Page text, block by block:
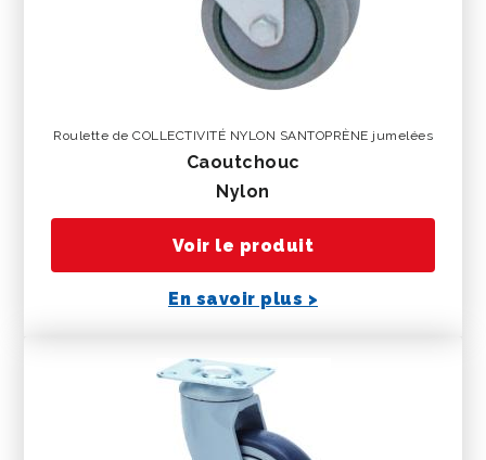
Roulette de COLLECTIVITÉ NYLON SANTOPRÈNE jumelées
caoutchouc
nylon
Voir le produit
En savoir plus >